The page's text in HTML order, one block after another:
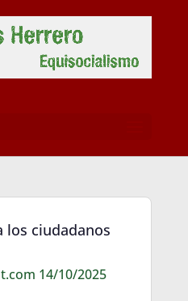
los ciudadanos
14/10/2025